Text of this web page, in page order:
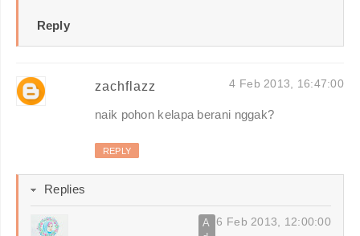
Reply
zachflazz 4 Feb 2013, 16:47:00
naik pohon kelapa berani nggak?
REPLY
Replies
6 Feb 2013, 12:00:00